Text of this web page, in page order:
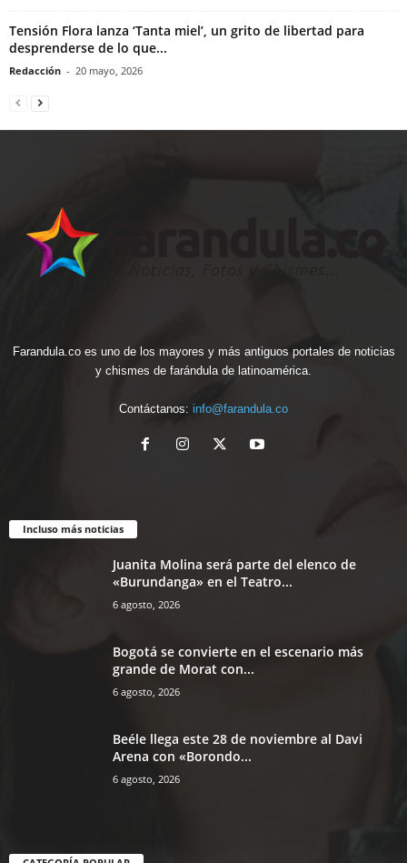
Tensión Flora lanza ‘Tanta miel’, un grito de libertad para
desprenderse de lo que...
Redacción - 20 mayo, 2026
Farandula.co es uno de los mayores y más antiguos portales de noticias
y chismes de farándula de latinoamérica.
Contáctanos: info@farandula.co
Incluso más noticias
Juanita Molina será parte del elenco de
«Burundanga» en el Teatro...
6 agosto, 2026
Bogotá se convierte en el escenario más
grande de Morat con...
6 agosto, 2026
Beéle llega este 28 de noviembre al Davi
Arena con «Borondo...
6 agosto, 2026